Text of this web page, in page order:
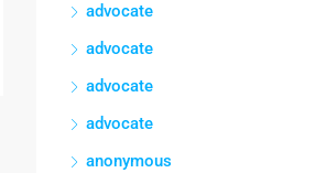
advocate
advocate
advocate
advocate
anonymous